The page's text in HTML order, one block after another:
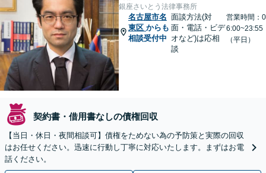
銀座さいとう法律事務所
名古屋市名
東区 からも
相談受付中
面談方法(対
面・電話・ビデ
オなど)は応相
談
営業時間：0
6:00~23:55
（平日）
契約書・借用書なしの債権回収
【当日・休日・夜間相談可】債権をためない為の予防策と実際の回収
はお任せください。迅速に行動し丁寧に対応いたします。まずはお電
話ください。